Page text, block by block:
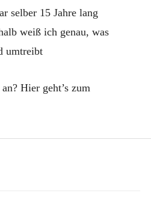
selber 15 Jahre lang
weiß ich genau, was
umtreibt
Hier geht’s zum